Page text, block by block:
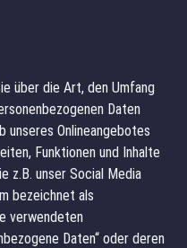
über die Art, den Umfang
Daten
unseres Onlineangebotes
Funktionen und Inhalte
z.B. unser Social Media
bezeichnet als
verwendeten
Daten“ oder deren